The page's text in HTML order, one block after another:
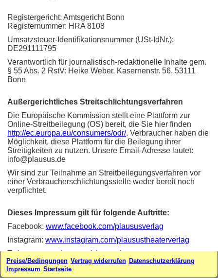
Registergericht: Amtsgericht Bonn
Registernummer: HRA 8108
Umsatzsteuer-Identifikationsnummer (USt-IdNr.):
DE291111795
Verantwortlich für journalistisch-redaktionelle Inhalte gem.
§ 55 Abs. 2 RstV: Heike Weber, Kasernenstr. 56, 53111
Bonn
Außergerichtliches Streitschlichtungsverfahren
Die Europäische Kommission stellt eine Plattform zur
Online-Streitbeilegung (OS) bereit, die Sie hier finden
http://ec.europa.eu/consumers/odr/. Verbraucher haben die
Möglichkeit, diese Plattform für die Beilegung ihrer
Streitigkeiten zu nutzen. Unsere Email-Adresse lautet:
info@plausus.de
Wir sind zur Teilnahme an Streitbeilegungsverfahren vor
einer Verbraucherschlichtungsstelle weder bereit noch
verpflichtet.
Dieses Impressum gilt für folgende Auftritte:
Facebook: www.facebook.com/plaususverlag
Instagram: www.instagram.com/plausustheaterverlag
Twitter:www.twitter.com/plausus/
Webseiten:www.plausus.de
Preise/Bedingungen Vertrag widerrufen Datenschutzerklärung
Impressum Startseite